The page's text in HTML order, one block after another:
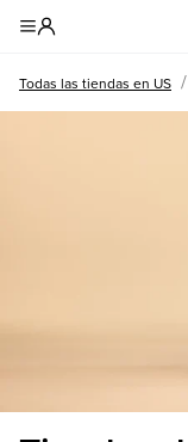
Todas las tiendas en US /